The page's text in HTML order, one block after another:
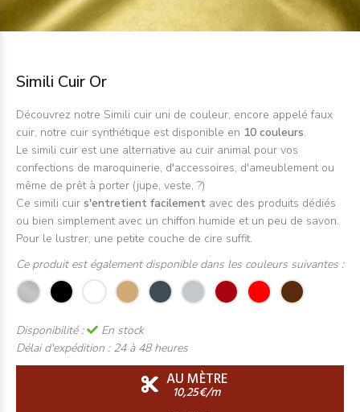
Simili Cuir Or
Découvrez notre Simili cuir uni de couleur, encore appelé faux
cuir, notre cuir synthétique est disponible en 10 couleurs.
Le simili cuir est une alternative au cuir animal pour vos
confections de maroquinerie, d'accessoires, d'ameublement ou
même de prêt à porter (jupe, veste, ?)
Ce simili cuir s'entretient facilement avec des produits dédiés
ou bien simplement avec un chiffon humide et un peu de savon.
Pour le lustrer, une petite couche de cire suffit.
Ce produit est également disponible dans les couleurs suivantes :
Disponibilité :
En stock
Délai d'expédition : 24 à 48 heures
AU MÈTRE
10,25€/m